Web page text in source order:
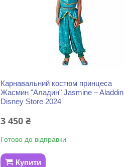
Карнавальний костюм принцеса
Жасмин "Аладин" Jasmine – Aladdin
Disney Store 2024
3 450 ₴
Готово до відправки
Купити